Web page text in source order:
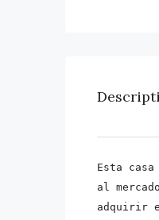
Esta
al
adquirir